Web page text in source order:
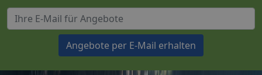
Angebote per E-Mail erhalten